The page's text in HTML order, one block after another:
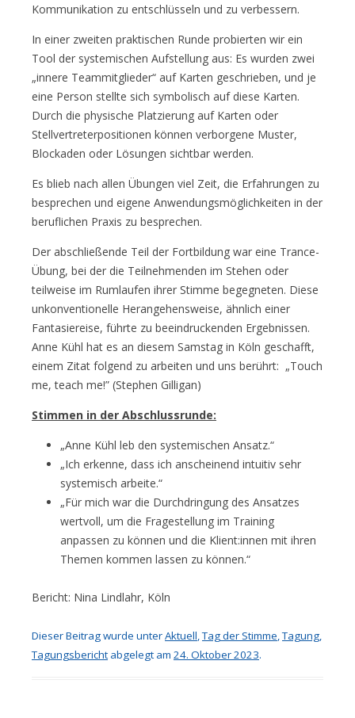
Kommunikation zu entschlüsseln und zu verbessern.
In einer zweiten praktischen Runde probierten wir ein
Tool der systemischen Aufstellung aus: Es wurden zwei
„innere Teammitglieder“ auf Karten geschrieben, und je
eine Person stellte sich symbolisch auf diese Karten.
Durch die physische Platzierung auf Karten oder
Stellvertreterpositionen können verborgene Muster,
Blockaden oder Lösungen sichtbar werden.
Es blieb nach allen Übungen viel Zeit, die Erfahrungen zu
besprechen und eigene Anwendungsmöglichkeiten in der
beruflichen Praxis zu besprechen.
Der abschließende Teil der Fortbildung war eine Trance-
Übung, bei der die Teilnehmenden im Stehen oder
teilweise im Rumlaufen ihrer Stimme begegneten. Diese
unkonventionelle Herangehensweise, ähnlich einer
Fantasiereise, führte zu beeindruckenden Ergebnissen.
Anne Kühl hat es an diesem Samstag in Köln geschafft,
einem Zitat folgend zu arbeiten und uns berührt: „Touch
me, teach me!” (Stephen Gilligan)
Stimmen in der Abschlussrunde:
„Anne Kühl leb den systemischen Ansatz.“
„Ich erkenne, dass ich anscheinend intuitiv sehr
systemisch arbeite.“
„Für mich war die Durchdringung des Ansatzes
wertvoll, um die Fragestellung im Training
anpassen zu können und die Klient:innen mit ihren
Themen kommen lassen zu können.“
Bericht: Nina Lindlahr, Köln
Dieser Beitrag wurde unterAktuell,Tag der Stimme,Tagung,
Tagungsbericht abgelegt am 24. Oktober 2023.